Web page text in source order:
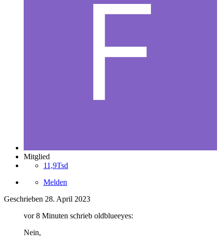
Mitglied
11,9Tsd
Melden
Geschrieben 28. April 2023
vor 8 Minuten schrieb oldblueeyes:
Nein,